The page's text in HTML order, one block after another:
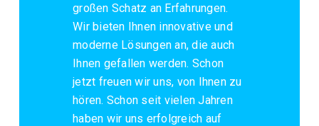
großen Schatz an Erfahrungen.
Wir bieten Ihnen innovative und
moderne Lösungen an, die auch
Ihnen gefallen werden. Schon
jetzt freuen wir uns, von Ihnen zu
hören. Schon seit vielen Jahren
haben wir uns erfolgreich auf